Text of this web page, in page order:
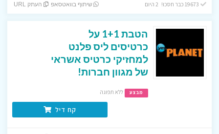
שיתוף בוואטסאפ העתק URL
הטבת 1+1 על
כרטיסים ליס פלנט
למחזיקי כרטיס אשראי
של מגוון חברות!
מבצע ללא תפוגה
קח דיל